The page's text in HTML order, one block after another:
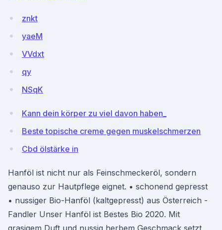
znkt
yaeM
VVdxt
qy
NSqK
Kann dein körper zu viel davon haben_
Beste topische creme gegen muskelschmerzen
Cbd ölstärke in
Hanföl ist nicht nur als Feinschmeckeröl, sondern
genauso zur Hautpflege eignet. • schonend gepresst
• nussiger Bio-Hanföl (kaltgepresst) aus Österreich -
Fandler Unser Hanföl ist Bestes Bio 2020. Mit
grasigem Duft und nussig herbem Geschmack setzt